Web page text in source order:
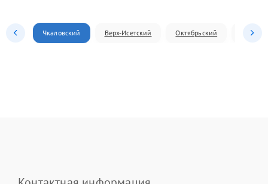
Чкаловский Верх-Исетский Октябрьский